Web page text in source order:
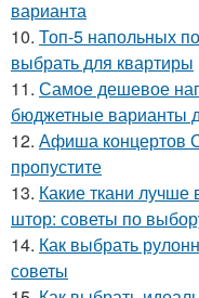
варианта
10. Топ-5 напольных
выбрать для квартиры
11. Самое дешевое
бюджетные варианты
12. Афиша концертов
пропустите
13. Какие ткани лучше
штор: советы по
14. Как выбрать
советы